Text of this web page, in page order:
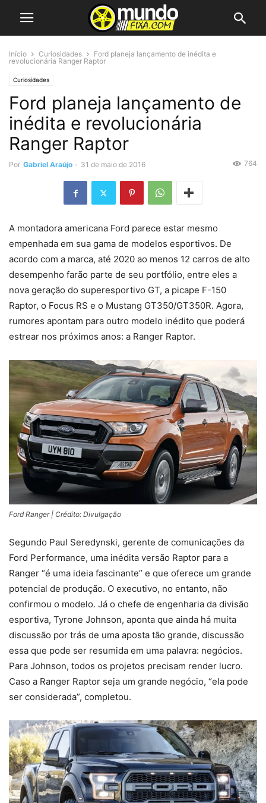
Início Curiosidades
Ford planeja lançamento de inédita e
revolucionária Ranger Raptor
Curiosidades
Ford planeja lançamento de
inédita e revolucionária
Ranger Raptor
Por Gabriel Araújo - 31 de maio de 2016 764
A montadora americana Ford parece estar mesmo
empenhada em sua gama de modelos esportivos. De
acordo com a marca, até 2020 ao menos 12 carros de alto
desempenho farão parte de seu portfólio, entre eles a
nova geração do superesportivo GT, a picape F-150
Raptor, o Focus RS e o Mustang GT350/GT350R. Agora,
rumores apontam para outro modelo inédito que poderá
estrear nos próximos anos: a Ranger Raptor.
Ford Ranger | Crédito: Divulgação
Segundo Paul Seredynski, gerente de comunicações da
Ford Performance, uma inédita versão Raptor para a
Ranger “é uma ideia fascinante” e que oferece um grande
potencial de produção. O executivo, no entanto, não
confirmou o modelo. Já o chefe de engenharia da divisão
esportiva, Tyrone Johnson, aponta que ainda há muita
discussão por trás de uma aposta tão grande, discussão
essa que pode ser resumida em uma palavra: negócios.
Para Johnson, todos os projetos precisam render lucro.
Caso a Ranger Raptor seja um grande negócio, “ela pode
ser considerada”, completou.